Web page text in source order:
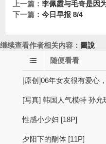
上一篇： 李佩霞与毛奇是因
下一篇： 今日早报 8/4
继续查看作者相关内容： 圖說
随便看看
[原创]06年女友很有爱心
[写真] 韩国人气模特 孙允
性感小少妇 [18P]
夕阳下的酮体 [11P]